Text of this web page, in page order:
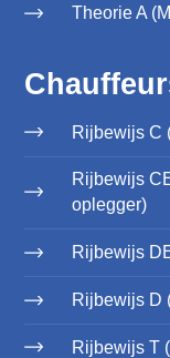
Theorie A
Rijbewijs C
Rijbewijs
oplegger)
Rijbewijs
Rijbewijs D
Rijbewijs T